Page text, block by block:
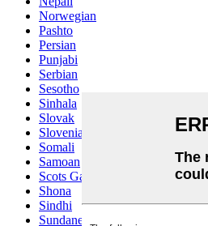
Norwegian
Pashto
Persian
Punjabi
Serbian
Sesotho
Sinhala
Slovak
Slovenian
Somali
Samoan
Scots Gaelic
Shona
Sindhi
Sundanese